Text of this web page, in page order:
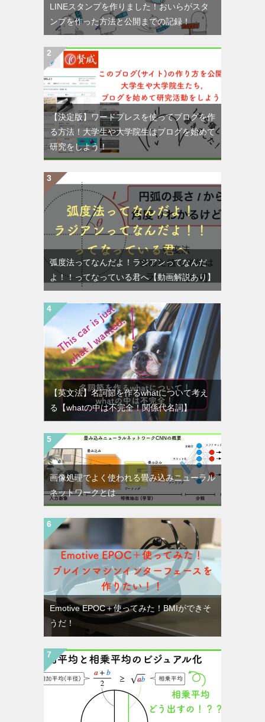
LINEスタンプを作りました！おいらがスタ
ンプを作った方法と公開までの記録！
【決定版】ワードプレスを使ってブログを作
る方法！大学生や大学院生はブログを始めて
研究をしよう！
弧度法ってなんだよ！ラジアンってなんだ
よ！！ってなっている君へ【動画解説あり】
【英文法】名詞節を作るwhatについて考え
る【whatの中は不完全！関係代名詞】
画像処理でよく使われる畳み込みニューラル
ネットワークとは
Emotive EPOC＋使ってみた！BMIができそ
うだ！